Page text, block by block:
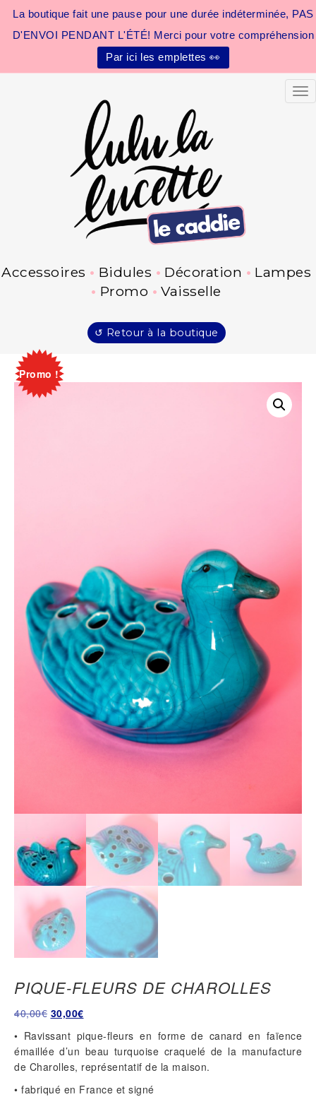
La boutique fait une pause pour une durée indéterminée, PAS
D'ENVOI PENDANT L'ÉTÉ! Merci pour votre compréhension
Par ici les emplettes 👀
Accessoires Bidules Décoration
Lampes
Promo
Vaisselle
↺ Retour à la boutique
Promo !
PIQUE-FLEURS DE CHAROLLES
40,00€ Le
initial
était :
40,00€.
30,00€Le
actuel
est :
30,00€.
• Ravissant pique-fleurs en forme de canard en faïence
émaillée d’un beau turquoise craquelé de la manufacture
de Charolles, représentatif de la maison.
• fabriqué en France et signé